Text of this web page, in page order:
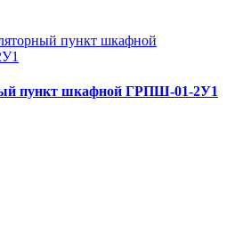
пункт шкафной ГРПШ-01-2У1